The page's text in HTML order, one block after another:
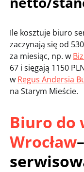
Ile kosztuje biuro
zaczynają się od
za miesiąc, np. w
67 i sięgają 1150
w Regus Andersia
na Starym Mieście.
Biuro do
Wrocław